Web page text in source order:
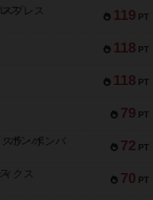
119 PT
プレス
118 PT
118 PT
79 PT
72 PT
ラ・ボンバ
70 PT
クス